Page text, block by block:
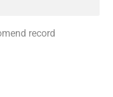
record